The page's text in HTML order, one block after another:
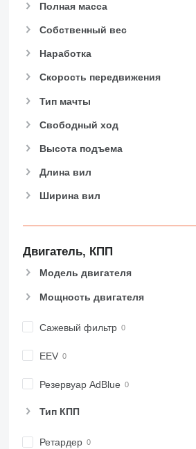
Полная масса
Собственный вес
Наработка
Скорость передвижения
Тип мачты
Свободный ход
Высота подъема
Длина вил
Ширина вил
Двигатель, КПП
Модель двигателя
Мощность двигателя
Сажевый фильтр
EEV
Резервуар AdBlue
Тип КПП
Ретардер